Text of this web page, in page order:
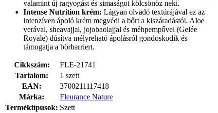
valamint új ragyogást és simaságot kölcsönöz neki.
Intense Nutrition krém: Lágyan olvadó textúrájával ez az
intenzíven ápoló krém megvédi a bőrt a kiszáradástól. Aloe
verával, sheavajjal, jojobaolajjal és méhpempővel (Gelée
Royale) dúsítva mélyreható ápolásról gondoskodik és
támogatja a bőrbarriert.
Cikkszám:
FLE-21741
Tartalom:
1 szett
EAN:
3700211117418
Márka:
Fleurance Nature
Terméktípusok: Szett